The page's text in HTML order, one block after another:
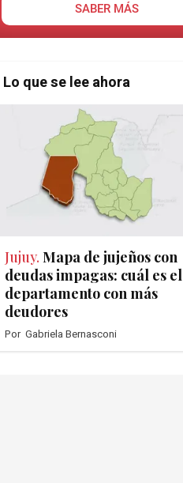
SABER MÁS
Lo que se lee ahora
Jujuy. Mapa de jujeños con
deudas impagas: cuál es el
departamento con más
deudores
Por Gabriela Bernasconi